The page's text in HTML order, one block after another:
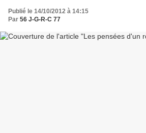
Publié le 14/10/2012 à 14:15
Par 56 J-G-R-C 77